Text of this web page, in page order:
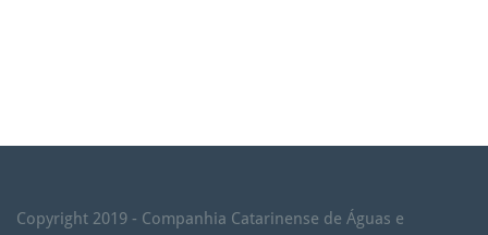
Copyright 2019 - Companhia Catarinense de Águas e